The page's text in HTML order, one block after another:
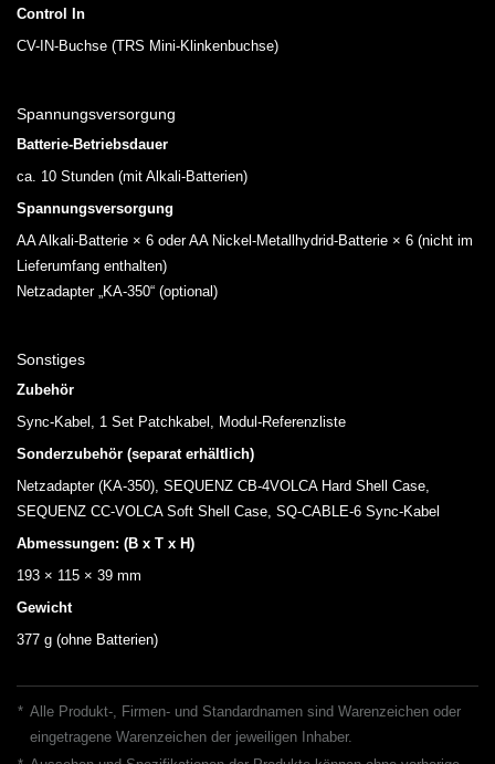
Control In
CV-IN-Buchse (TRS Mini-Klinkenbuchse)
Spannungsversorgung
Batterie-Betriebsdauer
ca. 10 Stunden (mit Alkali-Batterien)
Spannungsversorgung
AA Alkali-Batterie × 6 oder AA Nickel-Metallhydrid-Batterie × 6 (nicht im
Lieferumfang enthalten)
Netzadapter „KA-350“ (optional)
Sonstiges
Zubehör
Sync-Kabel, 1 Set Patchkabel, Modul-Referenzliste
Sonderzubehör (separat erhältlich)
Netzadapter (KA-350), SEQUENZ CB-4VOLCA Hard Shell Case,
SEQUENZ CC-VOLCA Soft Shell Case, SQ-CABLE-6 Sync-Kabel
Abmessungen: (B x T x H)
193 × 115 × 39 mm
Gewicht
377 g (ohne Batterien)
* Alle Produkt-, Firmen- und Standardnamen sind Warenzeichen oder
eingetragene Warenzeichen der jeweiligen Inhaber.